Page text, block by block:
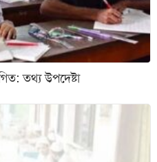
তথ্য উপদেষ্টা